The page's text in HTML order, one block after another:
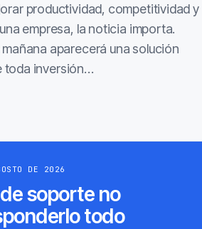
productividad, competitividad y
empresa, la noticia importa.
aparecerá una solución
toda inversión…
DE 2026
soporte no
todo